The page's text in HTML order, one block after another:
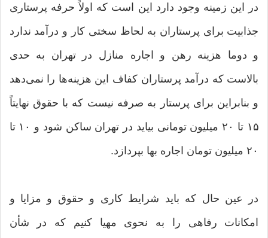
در این زمینه وجود دارد این است که اولاً حرفه پرستاری
جذابیت برای پرستاران به لحاظ سختی کار و درآمد ندارد
و دوما هزینه رهن و اجاره منازل در تهران به حدی
بالاست که درآمد پرستاران کفاف این هزینه‌ها را نمی‌دهد
و بنابراین برای پرستار به صرفه نیست که با حقوق نهایتاً
۱۵ تا ۲۰ میلیون تومانی بیاید در تهران ساکن شود و ۱۰ تا
۲۰ میلیون تومان اجاره بها بپردازد.
در عین حال که باید شرایط کاری و حقوق و مزایا و
امکانات رفاهی را به نحوی مهیا کنیم که در شأن